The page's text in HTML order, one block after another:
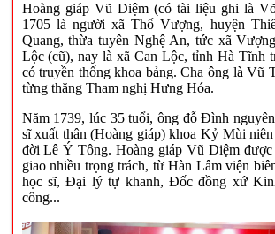
Hoàng giáp Vũ Diệm (có tài liệu ghi là
1705 là người xã Thổ Vượng, huyện
Quang, thừa tuyên Nghệ An, tức xã
Lộc (cũ), nay là xã Can Lộc, tỉnh Hà Tĩnh
có truyền thống khoa bảng. Cha ông là Vũ
từng thăng Tham nghị Hưng Hóa.
Năm 1739, lúc 35 tuổi, ông đỗ Đình
sĩ xuất thân (Hoàng giáp) khoa Kỷ Mùi
đời Lê Ý Tông.Hoàng giáp Vũ Diệm
giao nhiều trọng trách, từ Hàn Lâm viện
học sĩ, Đại lý tự khanh, Đốc đồng xứ
công...